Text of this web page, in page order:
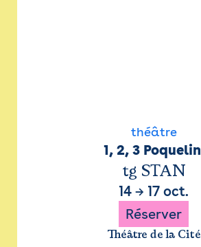
théâtre
1, 2, 3 Poquelin
tg STAN
14 → 17 oct.
Réserver
Théâtre de la Cité